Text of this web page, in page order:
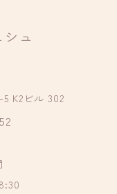
ュ
K2ビル 302